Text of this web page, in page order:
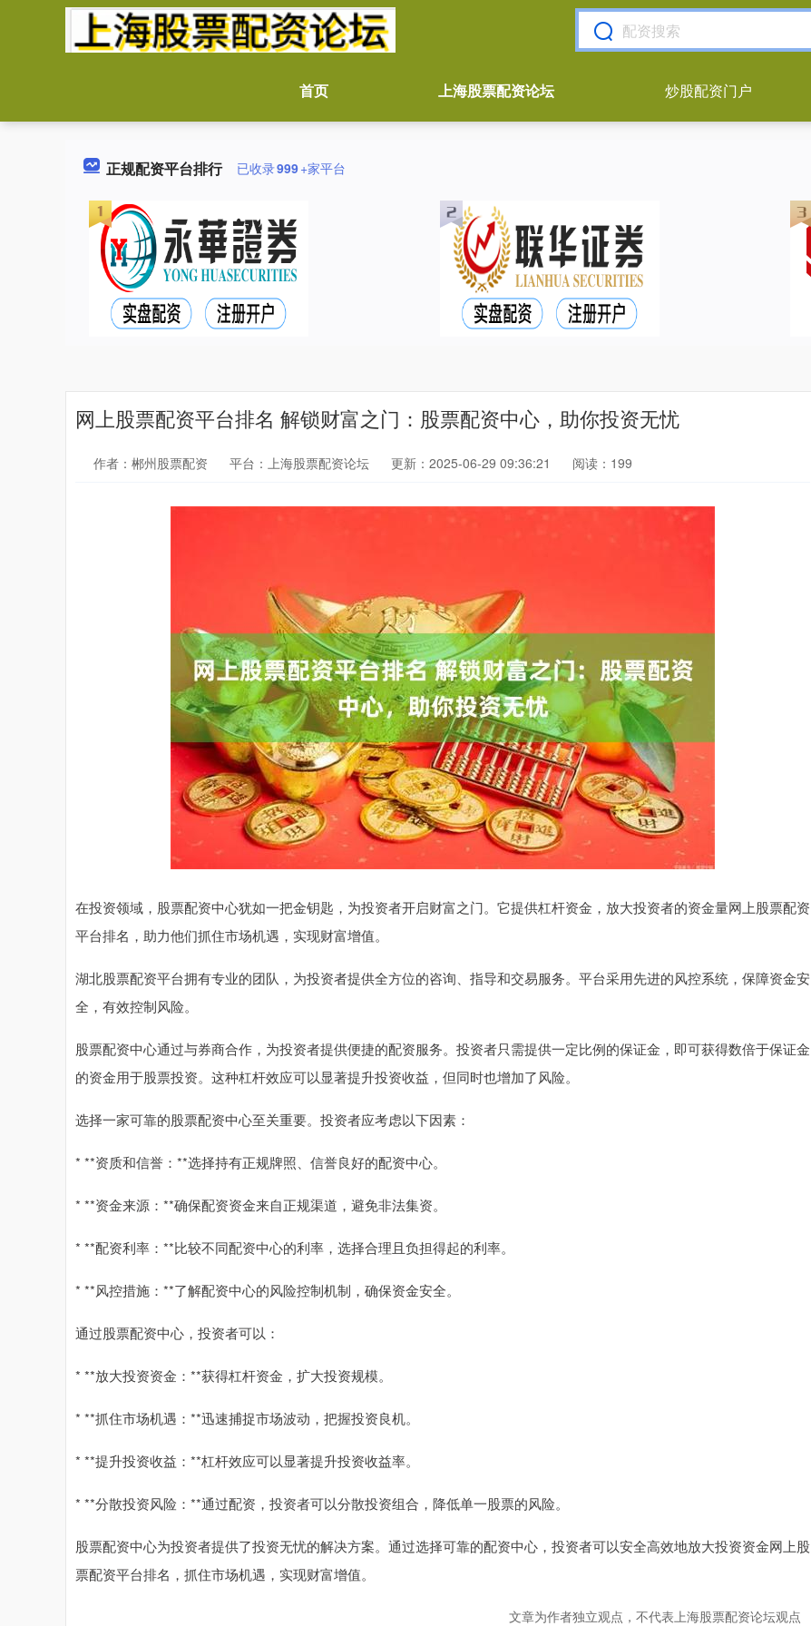
首页 上海股票配资论坛 炒股配资门户
正规配资平台排行 已收录999+家平台
网上股票配资平台排名 解锁财富之门：股票配资中心，助你投资无忧
作者：郴州股票配资 平台：上海股票配资论坛 更新：2025-06-29 09:36:21 阅读：199
在投资领域，股票配资中心犹如一把金钥匙，为投资者开启财富之门。它提供杠杆资金，放大投资者的资金量网上股票配资
平台排名，助力他们抓住市场机遇，实现财富增值。
湖北股票配资平台拥有专业的团队，为投资者提供全方位的咨询、指导和交易服务。平台采用先进的风控系统，保障资金安
全，有效控制风险。
股票配资中心通过与券商合作，为投资者提供便捷的配资服务。投资者只需提供一定比例的保证金，即可获得数倍于保证金
的资金用于股票投资。这种杠杆效应可以显著提升投资收益，但同时也增加了风险。
选择一家可靠的股票配资中心至关重要。投资者应考虑以下因素：
* **资质和信誉：**选择持有正规牌照、信誉良好的配资中心。
* **资金来源：**确保配资资金来自正规渠道，避免非法集资。
* **配资利率：**比较不同配资中心的利率，选择合理且负担得起的利率。
* **风控措施：**了解配资中心的风险控制机制，确保资金安全。
通过股票配资中心，投资者可以：
* **放大投资资金：**获得杠杆资金，扩大投资规模。
* **抓住市场机遇：**迅速捕捉市场波动，把握投资良机。
* **提升投资收益：**杠杆效应可以显著提升投资收益率。
* **分散投资风险：**通过配资，投资者可以分散投资组合，降低单一股票的风险。
股票配资中心为投资者提供了投资无忧的解决方案。通过选择可靠的配资中心，投资者可以安全高效地放大投资资金网上股
票配资平台排名，抓住市场机遇，实现财富增值。
文章为作者独立观点，不代表上海股票配资论坛观点